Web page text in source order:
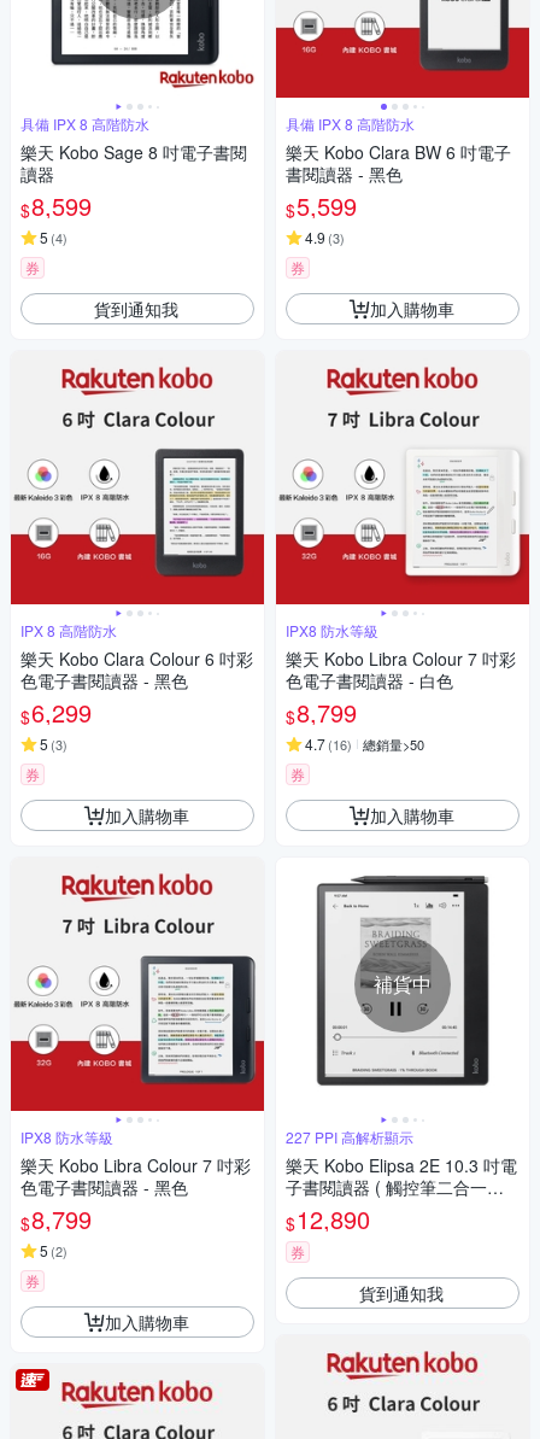
具備 IPX 8 高階防水
樂天 Kobo Sage 8 吋電子書閱
讀器
$8,599
5 (4)
券
貨到通知我
IPX 8 高階防水
樂天 Kobo Clara Colour 6 吋彩
色電子書閱讀器 - 黑色
$6,299
5 (3)
券
加入購物車
IPX8 防水等級
樂天 Kobo Libra Colour 7 吋彩
色電子書閱讀器 - 黑色
$8,799
5 (2)
券
加入購物車
具備 IPX 8 高階防水
樂天 Kobo Clara BW 6 吋電子
書閱讀器 - 黑色
$5,599
4.9 (3)
券
加入購物車
IPX8 防水等級
樂天 Kobo Libra Colour 7 吋彩
色電子書閱讀器 - 白色
$8,799
4.7(16) 總銷量>50
券
加入購物車
補貨中
227 PPI 高解析顯示
樂天 Kobo Elipsa 2E 10.3 吋電
子書閱讀器 ( 觸控筆二合一套
組 )
$12,890
券
貨到通知我